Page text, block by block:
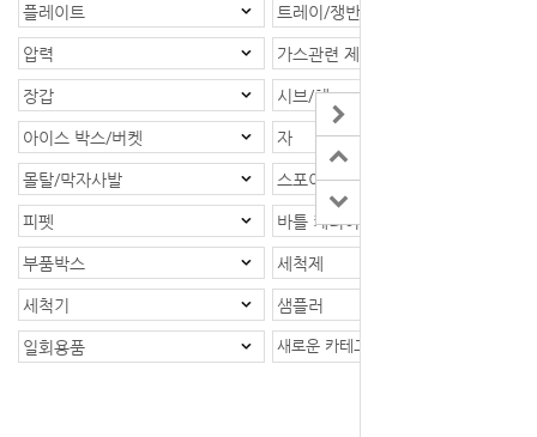
플레이트 트레이/쟁반
압력 가스관련 제품
장갑 시브/체
아이스 박스/버켓 자
몰탈/막자사발 스포이드
피펫 바틀 케리어/바틀랙
부품박스 세척제
세척기 샘플러
일회용품 새로운 카테고리